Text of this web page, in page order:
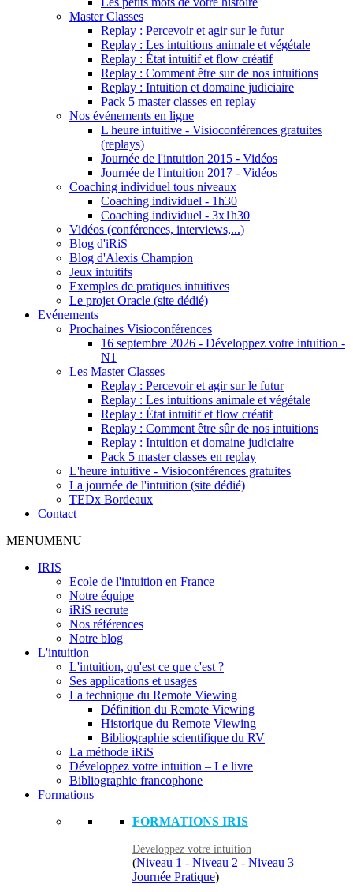
Master Classes
Replay : Percevoir et agir sur le futur
Replay : Les intuitions animale et végétale
Replay : État intuitif et flow créatif
Replay : Comment être sur de nos intuitions
Replay : Intuition et domaine judiciaire
Pack 5 master classes en replay
Nos événements en ligne
L'heure intuitive - Visioconférences gratuites
(replays)
Journée de l'intuition 2015 - Vidéos
Journée de l'intuition 2017 - Vidéos
Coaching individuel tous niveaux
Coaching individuel - 1h30
Coaching individuel - 3x1h30
Vidéos (conférences, interviews,...)
Blog d'iRiS
Blog d'Alexis Champion
Jeux intuitifs
Exemples de pratiques intuitives
Le projet Oracle (site dédié)
Evénements
Prochaines Visioconférences
16 septembre 2026 - Développez votre intuition -
N1
Les Master Classes
Replay : Percevoir et agir sur le futur
Replay : Les intuitions animale et végétale
Replay : État intuitif et flow créatif
Replay : Comment être sûr de nos intuitions
Replay : Intuition et domaine judiciaire
Pack 5 master classes en replay
L'heure intuitive - Visioconférences gratuites
La journée de l'intuition (site dédié)
TEDx Bordeaux
Contact
MENUMENU
IRIS
Ecole de l'intuition en France
Notre équipe
iRiS recrute
Nos références
Notre blog
L'intuition
L'intuition, qu'est ce que c'est ?
Ses applications et usages
La technique du Remote Viewing
Définition du Remote Viewing
Historique du Remote Viewing
Bibliographie scientifique du RV
La méthode iRiS
Développez votre intuition – Le livre
Bibliographie francophone
Formations
FORMATIONS IRIS
Développez votre intuition
(Niveau 1 - Niveau 2 - Niveau 3
Journée Pratique)